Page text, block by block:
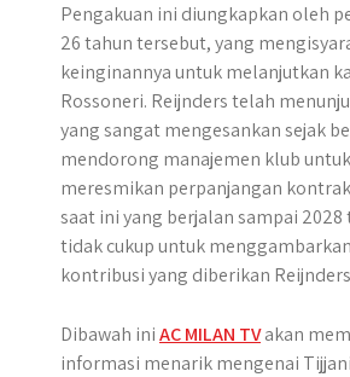
Pengakuan ini diungkapkan oleh
26 tahun tersebut, yang
keinginannya untuk melanjutkan
Rossoneri. Reijnders telah
yang sangat mengesankan sejak
mendorong manajemen klub
meresmikan perpanjangan
saat ini yang berjalan sampai 2028
tidak cukup untuk
kontribusi yang diberikan
Dibawah iniAC MILAN TVakan
informasi menarik mengenai